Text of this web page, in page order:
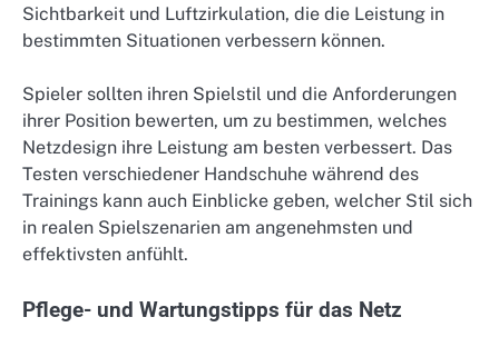
Sichtbarkeit und Luftzirkulation, die die Leistung in
bestimmten Situationen verbessern können.
Spieler sollten ihren Spielstil und die Anforderungen
ihrer Position bewerten, um zu bestimmen, welches
Netzdesign ihre Leistung am besten verbessert. Das
Testen verschiedener Handschuhe während des
Trainings kann auch Einblicke geben, welcher Stil sich
in realen Spielszenarien am angenehmsten und
effektivsten anfühlt.
Pflege- und Wartungstipps für das Netz